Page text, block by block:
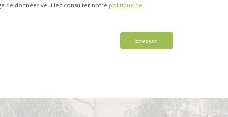
de données veuillez consulter notre politique de
Envoyer